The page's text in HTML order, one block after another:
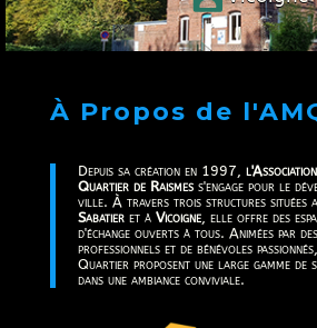
À Propos de
Depuis sa création en 1997,
Quartier de Raismes s'engage pour le
ville. À travers trois structures situées
Sabatier et à Vicoigne , elle offre des
d'échange ouverts à tous. Animées par
professionnels et de bénévoles
Quartier proposent une large gamme de
dans une ambiance conviviale.